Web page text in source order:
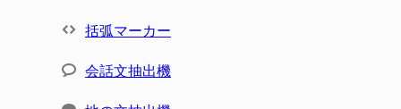
括弧マーカー
会話文抽出機